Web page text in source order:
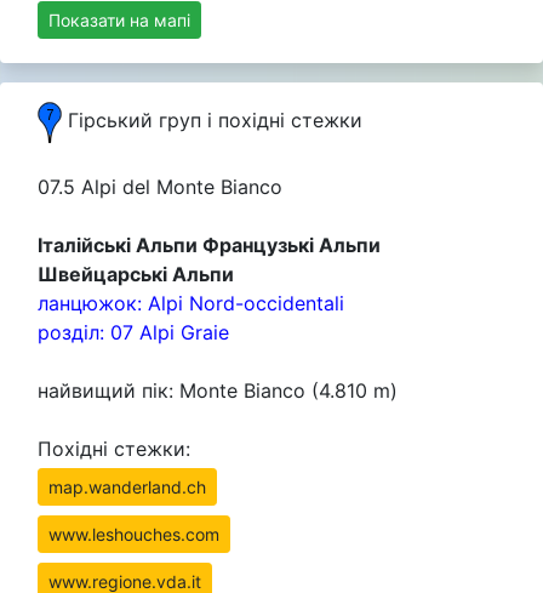
Показати на мапі
Гірський груп i похідні стежки
07.5 Alpi del Monte Bianco
Італійські Альпи Французькі Альпи
Швейцарські Альпи
ланцюжок: Alpi Nord-occidentali
розділ: 07 Alpi Graie
найвищий пік: Monte Bianco (4.810 m)
Похідні стежки:
map.wanderland.ch
www.leshouches.com
www.regione.vda.it